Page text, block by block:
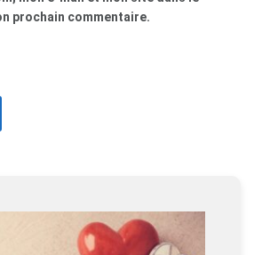
prochain commentaire.